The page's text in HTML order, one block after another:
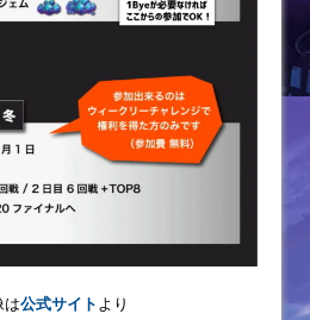
公式サイト より